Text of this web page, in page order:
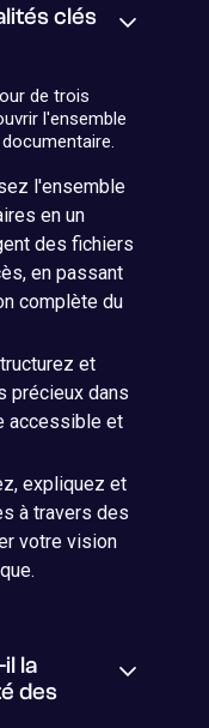
clés
de trois
l'ensemble
l'ensemble
en un
des fichiers
en passant
complète du
et
précieux dans
accessible et
expliquez et
à travers des
votre vision
la
des